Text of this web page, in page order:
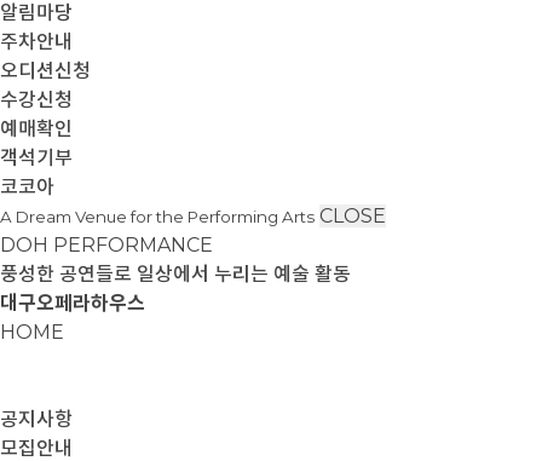
알림마당
주차안내
오디션신청
수강신청
예매확인
객석기부
코코아
A Dream Venue for the Performing Arts CLOSE
DOH PERFORMANCE
풍성한 공연들로 일상에서 누리는 예술 활동
대구오페라하우스
HOME
공지사항
모집안내